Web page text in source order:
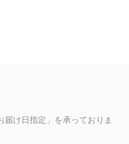
届け日指定」を承っておりま